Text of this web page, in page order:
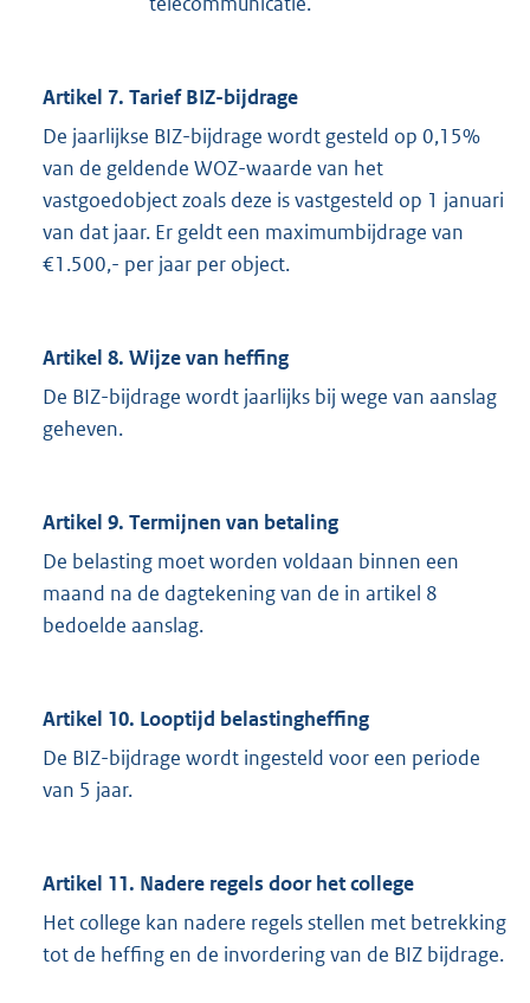
Artikel 7. Tarief BIZ-bijdrage
De jaarlijkse BIZ-bijdrage wordt gesteld op 0,15%
van de geldende WOZ-waarde van het
vastgoedobject zoals deze is vastgesteld op 1 januari
van dat jaar. Er geldt een maximumbijdrage van
€1.500,- per jaar per object.
Artikel 8. Wijze van heffing
De BIZ-bijdrage wordt jaarlijks bij wege van aanslag
geheven.
Artikel 9. Termijnen van betaling
De belasting moet worden voldaan binnen een
maand na de dagtekening van de in artikel 8
bedoelde aanslag.
Artikel 10. Looptijd belastingheffing
De BIZ-bijdrage wordt ingesteld voor een periode
van 5 jaar.
Artikel 11. Nadere regels door het college
Het college kan nadere regels stellen met betrekking
tot de heffing en de invordering van de BIZ bijdrage.